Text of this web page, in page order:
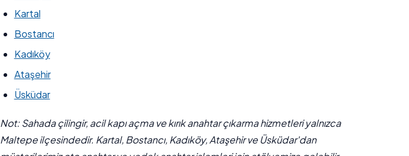
Kartal
Bostancı
Kadıköy
Ataşehir
Üsküdar
Not: Sahada çilingir, acil kapı açma ve kırık anahtar çıkarma hizmetleri yalnızca
Maltepe ilçesindedir. Kartal, Bostancı, Kadıköy, Ataşehir ve Üsküdar'dan